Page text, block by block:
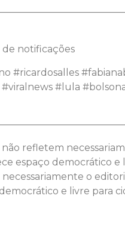
de notificações
#ricardosalles
#lula
refletem
democrático e
o
e livre para